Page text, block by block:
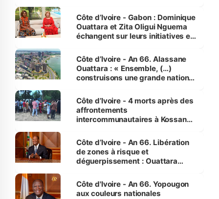
Côte d’Ivoire - Gabon : Dominique
Ouattara et Zita Oligui Nguema
échangent sur leurs initiatives en
enfants
Côte d’Ivoire - An 66. Alassane
Ouattara : « Ensemble, (…)
construisons une grande nation
générations futures »
Côte d’Ivoire - 4 morts après des
affrontements
intercommunautaires à Kossandji
milieu des sinistrés
Côte d’Ivoire - An 66. Libération
de zones à risque et
déguerpissement : Ouattara
l'Etat de droit pour préserver les
vies humaines »
Côte d'Ivoire - An 66. Yopougon
aux couleurs nationales